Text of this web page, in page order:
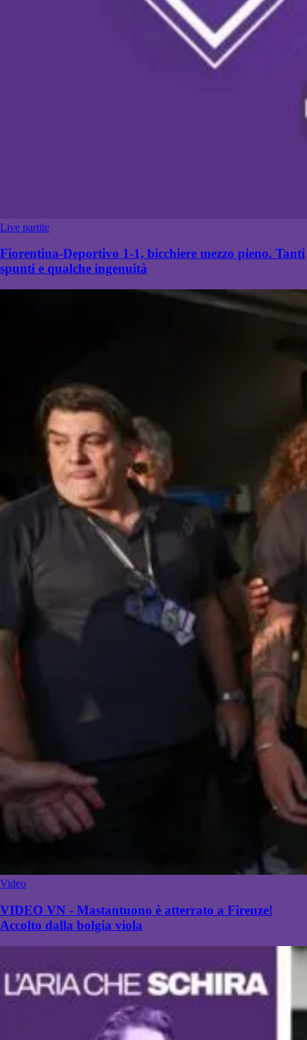
Live partite
Fiorentina-Deportivo 1-1, bicchiere mezzo pieno. Tanti
spunti e qualche ingenuità
Video
VIDEO VN - Mastantuono è atterrato a Firenze!
Accolto dalla bolgia viola